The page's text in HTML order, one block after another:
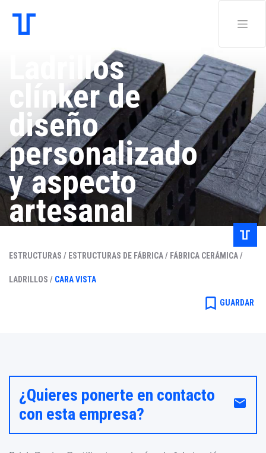
Ladrillos
clínker de
diseño
personalizado
y aspecto
artesanal
Cara vista
ESTRUCTURAS / ESTRUCTURAS DE FÁBRICA / FÁBRICA CERÁMICA /
LADRILLOS / CARA VISTA
bookmark_border GUARDAR
¿Quieres ponerte en contacto
con esta empresa?
email